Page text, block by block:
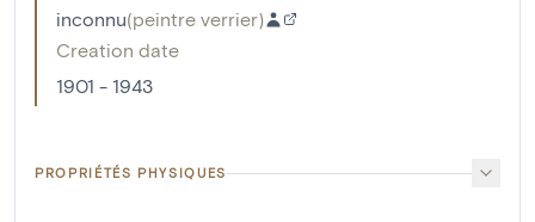
inconnu(peintre verrier)
Creation date
1901 - 1943
PROPRIÉTÉS PHYSIQUES